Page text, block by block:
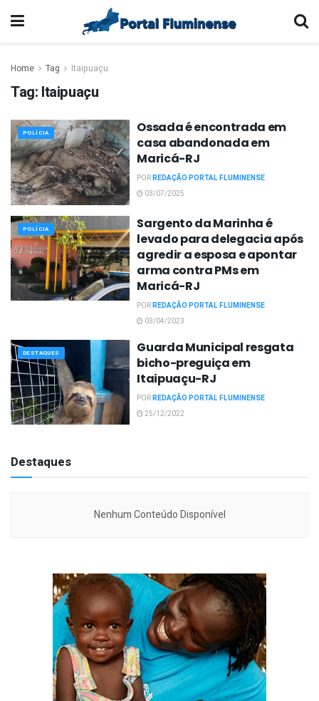
Home Tag Itaipuaçu
Tag: Itaipuaçu
POLÍCIA
Ossada é encontrada em
casa abandonada em
Maricá-RJ
PORREDAÇÃO PORTAL FLUMINENSE
03/07/2025
POLÍCIA
Sargento da Marinha é
levado para delegacia após
agredir a esposa e apontar
arma contra PMs em
Maricá-RJ
PORREDAÇÃO PORTAL FLUMINENSE
03/04/2023
DESTAQUES
Guarda Municipal resgata
bicho-preguiça em
Itaipuaçu-RJ
PORREDAÇÃO PORTAL FLUMINENSE
25/12/2022
Destaques
Nenhum Conteúdo Disponível